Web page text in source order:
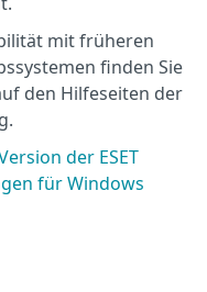
mit früheren
finden Sie
den Hilfeseiten der
der ESET
für Windows